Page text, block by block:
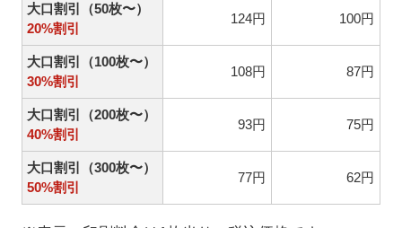
大口割引（50枚〜）
20%割引
124円 100円
大口割引（100枚〜）
30%割引
108円 87円
大口割引（200枚〜）
40%割引
93円 75円
大口割引（300枚〜）
50%割引
77円 62円